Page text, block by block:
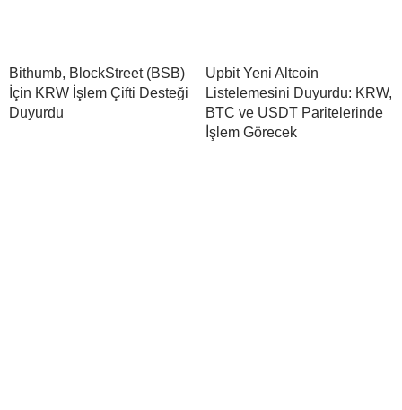
Bithumb, BlockStreet (BSB)
İçin KRW İşlem Çifti Desteği
Duyurdu
Upbit Yeni Altcoin
Listelemesini Duyurdu: KRW,
BTC ve USDT Paritelerinde
İşlem Görecek